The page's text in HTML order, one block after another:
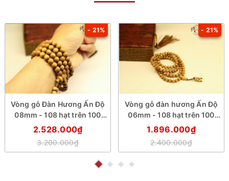
- 21%
Vòng gỗ Đàn Hương Ấn Độ
08mm - 108 hạt trên 100
năm tuổi
2.528.000₫
3.200.000₫
- 21%
Vòng gỗ đàn hương Ấn Độ
06mm - 108 hạt trên 100
năm tuổi
1.896.000₫
2.400.000₫